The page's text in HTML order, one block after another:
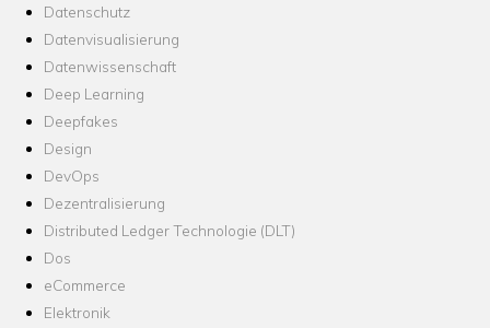
Datenschutz
Datenvisualisierung
Datenwissenschaft
Deep Learning
Deepfakes
Design
DevOps
Dezentralisierung
Distributed Ledger Technologie (DLT)
Dos
eCommerce
Elektronik